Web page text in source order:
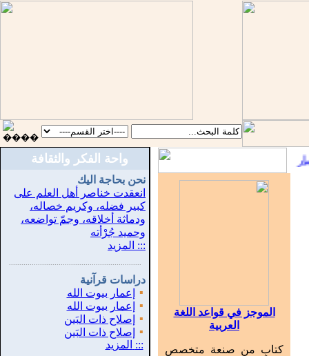
واحة الفكر والثقافة
نحن بحاجة اليك
انعقدت خناصر أهل العلم على
كبير فضله، وكريم خصاله،
ودماثة أخلاقه، وجمّ تواضعه،
وحميد جُرْأته
::: المزيد
دراسات قرآنية
▪
إعمار بيوت الله
▪
إعمار بيوت الله
▪
إصلاح ذات البَين
▪
إصلاح ذات البَين
::: المزيد
::
الموجز في قواعد اللغة
العربية
كتابٍ من صنعة متخصصٍ